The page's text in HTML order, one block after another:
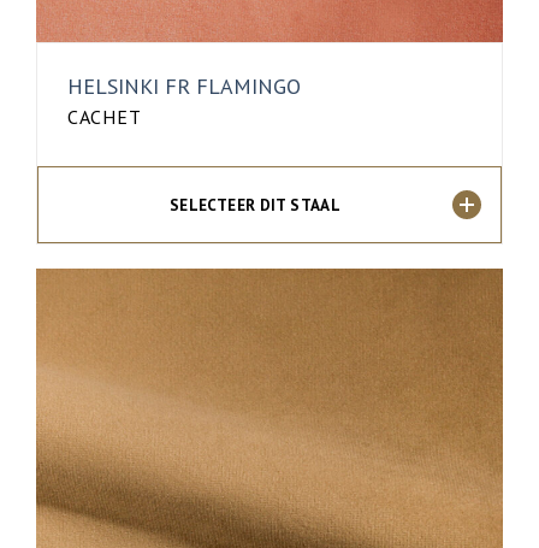
HELSINKI FR FLAMINGO
CACHET
SELECTEER DIT STAAL